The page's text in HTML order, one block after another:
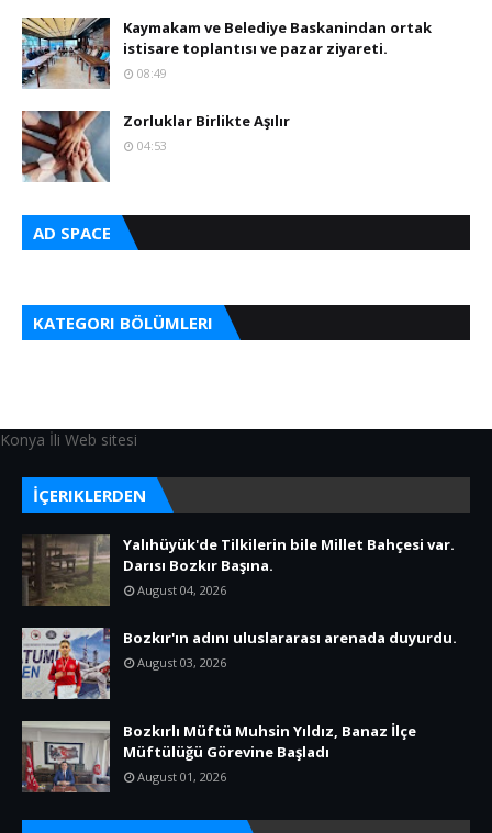
Kaymakam ve Belediye Baskanindan ortak
istisare toplantısı ve pazar ziyareti.
08:49
Zorluklar Birlikte Aşılır
04:53
AD SPACE
KATEGORI BÖLÜMLERI
Konya İli Web sitesi
İÇERIKLERDEN
Yalıhüyük'de Tilkilerin bile Millet Bahçesi var.
Darısı Bozkır Başına.
August 04, 2026
Bozkır'ın adını uluslararası arenada duyurdu.
August 03, 2026
Bozkırlı Müftü Muhsin Yıldız, Banaz İlçe
Müftülüğü Görevine Başladı
August 01, 2026